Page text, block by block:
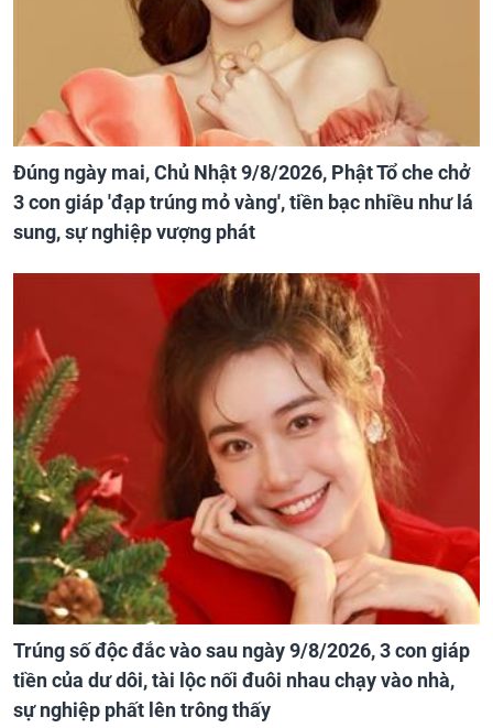
Đúng ngày mai, Chủ Nhật 9/8/2026, Phật Tổ che chở
3 con giáp 'đạp trúng mỏ vàng', tiền bạc nhiều như lá
sung, sự nghiệp vượng phát
Trúng số độc đắc vào sau ngày 9/8/2026, 3 con giáp
tiền của dư dôi, tài lộc nối đuôi nhau chạy vào nhà,
sự nghiệp phất lên trông thấy